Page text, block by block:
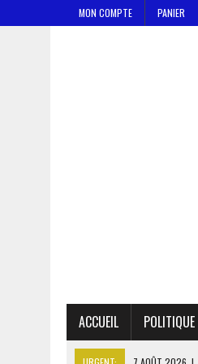
MON COMPTE PANIER
ACCUEIL POLITIQUE